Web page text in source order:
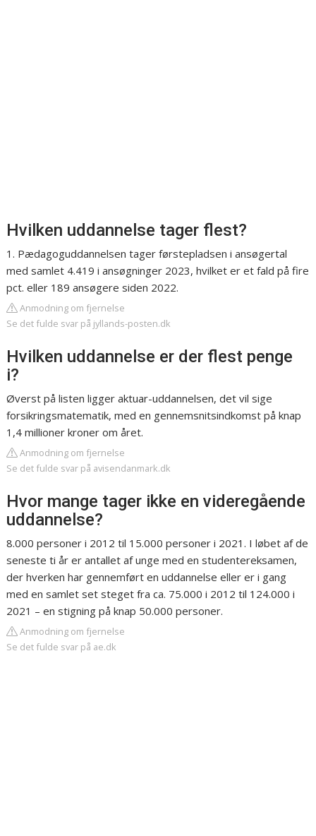
Hvilken uddannelse tager flest?
1. Pædagoguddannelsen tager førstepladsen i ansøgertal
med samlet 4.419 i ansøgninger 2023, hvilket er et fald på fire
pct. eller 189 ansøgere siden 2022.
Anmodning om fjernelse
Se det fulde svar på jyllands-posten.dk
Hvilken uddannelse er der flest penge
i?
Øverst på listen ligger aktuar-uddannelsen, det vil sige
forsikringsmatematik, med en gennemsnitsindkomst på knap
1,4 millioner kroner om året.
Anmodning om fjernelse
Se det fulde svar på avisendanmark.dk
Hvor mange tager ikke en videregående
uddannelse?
8.000 personer i 2012 til 15.000 personer i 2021. I løbet af de
seneste ti år er antallet af unge med en studentereksamen,
der hverken har gennemført en uddannelse eller er i gang
med en samlet set steget fra ca. 75.000 i 2012 til 124.000 i
2021 – en stigning på knap 50.000 personer.
Anmodning om fjernelse
Se det fulde svar på ae.dk